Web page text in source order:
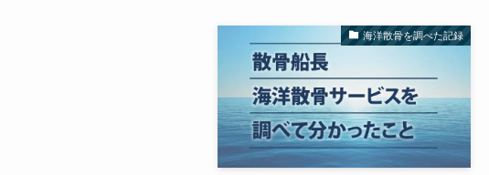
海洋散骨を調べた記録